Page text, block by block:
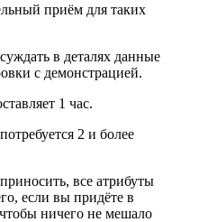
приём для таких
в деталях данные
с демонстрацией.
1 час.
2 и более
все атрибуты
если вы придёте в
ничего не мешало